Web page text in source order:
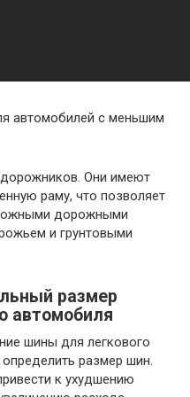
автомобилей с меньшим
Они имеют
раму, что позволяет
дорожными
и грунтовыми
размер
автомобиля
шины для легкового
размер шин.
к ухудшению